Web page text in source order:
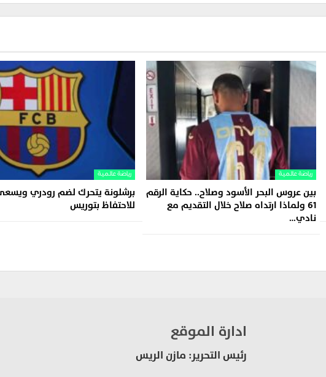
رياضة عالمية
بين عروس البحر الأسود وصلاح.. حكاية الرقم
61 ولماذا ارتداه صلاح خلال التقديم مع
نادي…
رياضة عالمية
برشلونة يتحرك لضم رودري
للاحتفاظ بتوريس
ادارة الموقع
رئيس التحرير: مازن الريس